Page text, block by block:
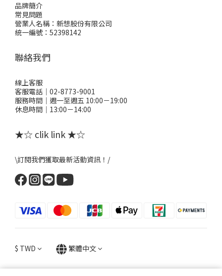
品牌簡介
常見問題
營業人名稱：新想股份有限公司
統一編號：52398142
聯絡我們
線上客服
客服電話｜02-8773-9001
服務時間｜週一至週五 10:00－19:00
休息時間｜13:00－14:00
★☆ clik link ★☆
\訂閱我們獲取最新活動資訊！/
$ TWD 繁體中文